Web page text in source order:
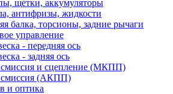
щетки, аккумуляторы
антифризы, жидкости
балка, торсионы, задние рычаги
управление
- передняя ось
- задняя ось
и сцепление (МКПП)
(АКПП)
и оптика